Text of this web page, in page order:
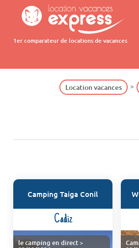
1er comparateur de locations de vacances
Location vacances
Camping Taiga Conil
Cadiz
le camping en direct>